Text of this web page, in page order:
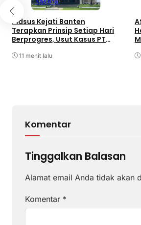
Pidsus Kejati Banten
Terapkan Prinsip Setiap Hari
Berprogres, Usut Kasus PT
11 menit lalu
Komentar
Tinggalkan Balasan
Alamat email Anda tidak akan
Komentar *